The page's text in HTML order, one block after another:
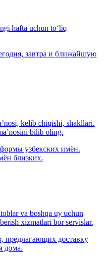
hafta uchun to‘liq
завтра и ближайшую
kelib chiqishi, shakllari.
bilib oling.
узбекских имён.
близких.
va boshqa uy uchun
xizmatlari bor servislar.
предлагающих доставку
дома.